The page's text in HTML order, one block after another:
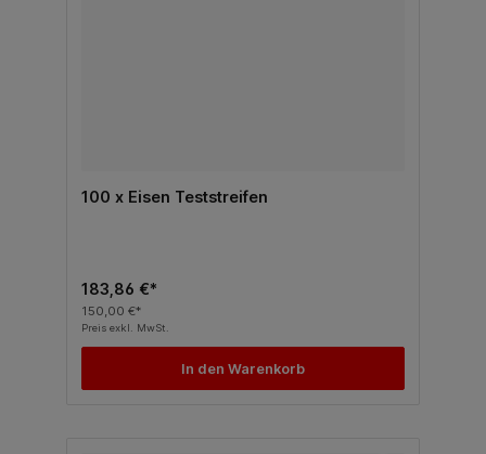
100 x Eisen Teststreifen
183,86 €*
150,00 €*
Preis exkl. MwSt.
In den Warenkorb